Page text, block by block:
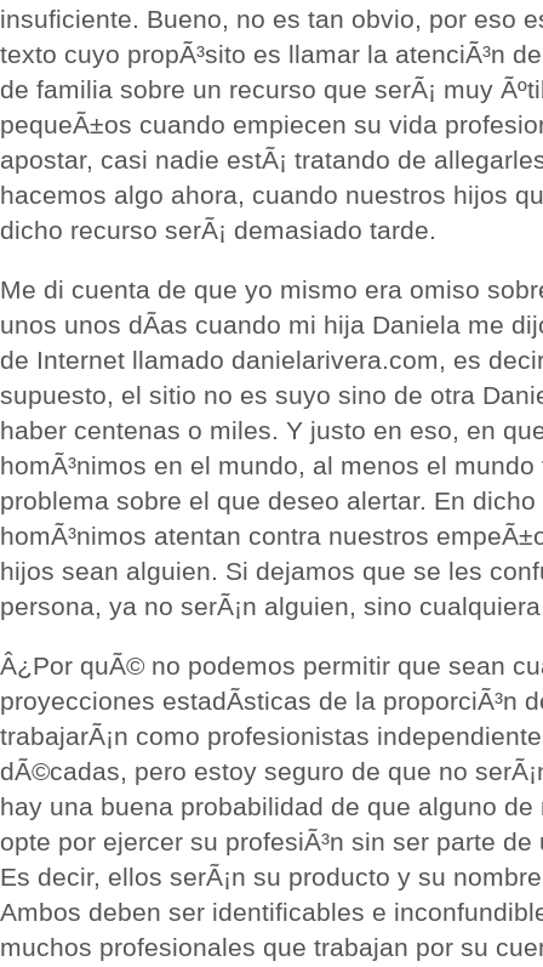
insuficiente. Bueno, no es tan obvio, por eso
texto cuyo propÃ³sito es llamar la atenciÃ³n
de familia sobre un recurso que serÃ¡ muy
pequeÃ±os cuando empiecen su vida
apostar, casi nadie estÃ¡ tratando de
hacemos algo ahora, cuando nuestros hijos
dicho recurso serÃ¡ demasiado tarde.
Me di cuenta de que yo mismo era omiso
unos unos dÃ­as cuando mi hija Daniela me
de Internet llamado danielarivera.com, es
supuesto, el sitio no es suyo sino de otra
haber centenas o miles. Y justo en eso, en
homÃ³nimos en el mundo, al menos el
problema sobre el que deseo alertar. En
homÃ³nimos atentan contra nuestros
hijos sean alguien. Si dejamos que se les
persona, ya no serÃ¡n alguien, sino
Â¿Por quÃ© no podemos permitir que sean
proyecciones estadÃ­sticas de la proporciÃ³n
trabajarÃ¡n como profesionistas
dÃ©cadas, pero estoy seguro de que no
hay una buena probabilidad de que alguno
opte por ejercer su profesiÃ³n sin ser parte de
Es decir, ellos serÃ¡n su producto y su
Ambos deben ser identificables e
muchos profesionales que trabajan por su